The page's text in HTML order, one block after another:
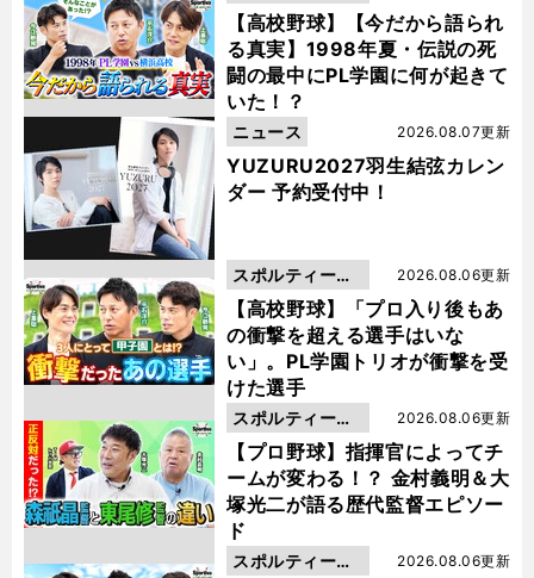
【高校野球】【今だから語られ
る真実】1998年夏・伝説の死
闘の最中にPL学園に何が起きて
いた！？
動画
YUZURU2027羽生結弦カレン
ダー 予約受付中！
2026.08.07更新
ニュース
【高校野球】「プロ入り後もあ
の衝撃を超える選手はいな
い」。PL学園トリオが衝撃を受
けた選手
2026.08.06更新
スポルティーバ
動画
【プロ野球】指揮官によってチ
ームが変わる！？ 金村義明＆大
塚光二が語る歴代監督エピソー
ド
2026.08.06更新
スポルティーバ
動画
2026.08.06更新
スポルティーバ